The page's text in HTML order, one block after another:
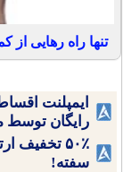
تنها راه رهایی از
ایمپلنت
رایگان
۵۰٪
سفته!